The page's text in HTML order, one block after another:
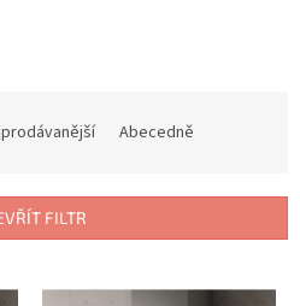
Abecedně
FILTR